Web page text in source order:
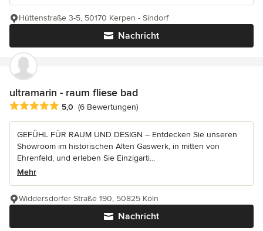
Nachricht
Hüttenstraße 3-5, 50170 Kerpen - Sindorf
ultramarin - raum fliese bad
Durchschnittliche Bewertung: 5 von 5 Sternen
5,0 (6 Bewertungen)
GEFÜHL FÜR RAUM UND DESIGN – Entdecken Sie unseren
Showroom im historischen Alten Gaswerk, in mitten von
Ehrenfeld, und erleben Sie Einzigarti...
Mehr
Nachricht
Widdersdorfer Straße 190, 50825 Köln